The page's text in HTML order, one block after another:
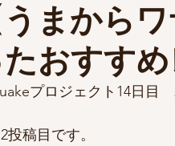
うまから
おすすめ
プロジェクト14日目
投稿目です。